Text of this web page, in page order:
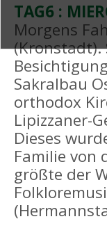
TAG6 :
Morgens
Sakralbau
orthodox
Lipizzaner-
Dieses
Familie von
größte der